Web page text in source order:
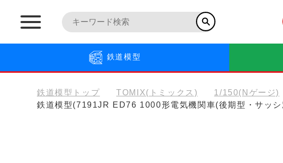
鉄道模型
鉄道模型トップ TOMIX(トミックス)
1/150(Nゲージ)
鉄道模型(7191JR ED76 1000形電気機関車(後期型・サッ